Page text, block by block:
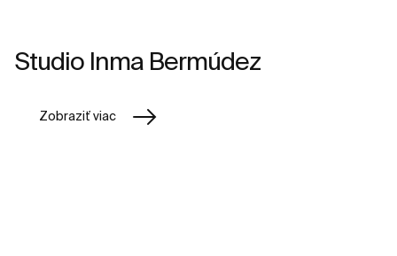
Studio Inma Bermúdez
Zobraziť viac